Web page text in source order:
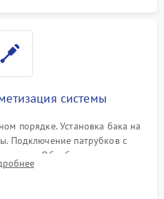
системы
порядке. Установка бака на
Подключение патрубков с
Обработка стыков
возможных протечек воды.